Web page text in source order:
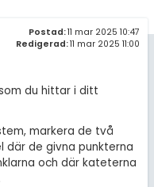
Postad:11 mar 2025 10:47
Redigerad:11 mar 2025 11:00
du hittar i ditt
markera de två
där de givna punkterna
och där kateterna